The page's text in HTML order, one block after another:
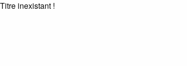
Titre inexistant !